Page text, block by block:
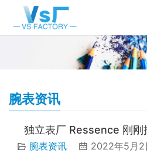
腕表资讯
独立表厂 Ressence 刚刚
腕表资讯 2022年5月2